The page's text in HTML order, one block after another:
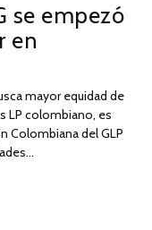
se empezó
en
mayor equidad de
LP colombiano, es
Colombiana del GLP